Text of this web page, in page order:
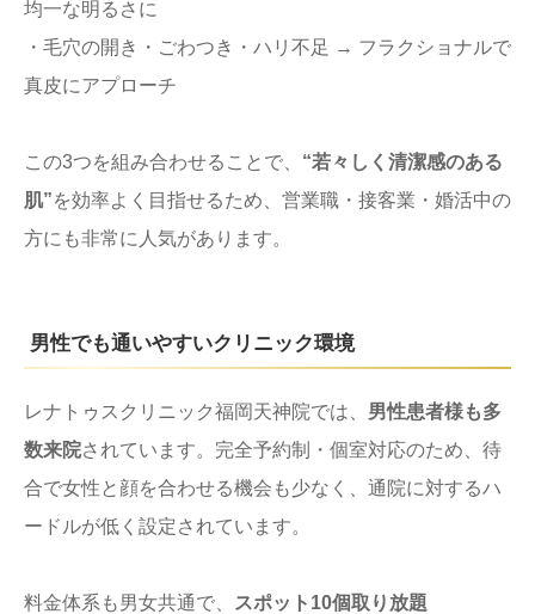
均一な明るさに
・毛穴の開き・ごわつき・ハリ不足 → フラクショナルで
真皮にアプローチ
この3つを組み合わせることで、 “若々しく清潔感のある
肌”を効率よく目指せるため、営業職・接客業・婚活中の
方にも非常に人気があります。
男性でも通いやすいクリニック環境
レナトゥスクリニック福岡天神院では、 男性患者様も多
数来院されています。完全予約制・個室対応のため、待
合で女性と顔を合わせる機会も少なく、通院に対するハ
ードルが低く設定されています。
料金体系も男女共通で、
スポット10個取り放題